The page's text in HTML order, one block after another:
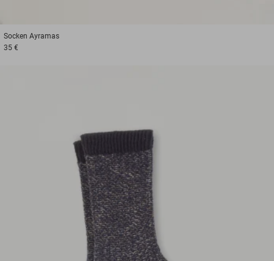
Socken Ayramas
35 €